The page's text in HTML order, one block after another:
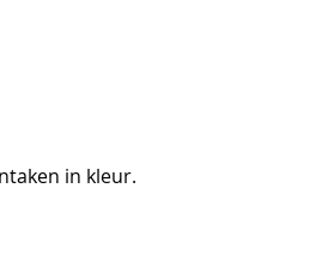
in kleur.